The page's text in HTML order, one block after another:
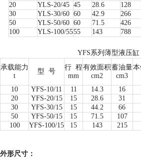
20
YLS-20/45 45 28.6 128
30
YLS-30/60 60 42.9 266
50
YLS-50/60 60 71.5 426
100
YLS-100/5555 143 788
YFS系列薄型液压缸
承载能力
t
型 号
行 程
mm
有效面积
cm2
蓄油量
cm3
10
YFS-10/11 11 14.3 16
20
YFS-20/15 15 28.6 31
30
YFS-30/15 15 44.2 66
50
YFS-50/15 15 71.5 107
100
YFS-100/15 15 143 215
外形尺寸：